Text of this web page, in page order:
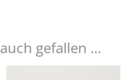
gefallen …